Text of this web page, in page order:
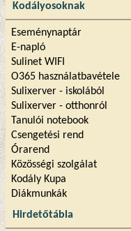
Kodályosoknak
Eseménynaptár
E-napló
Sulinet WIFI
O365 használatbavétele
Sulixerver - iskolából
Sulixerver - otthonról
Tanulói notebook
Csengetési rend
Órarend
Közösségi szolgálat
Kodály Kupa
Diákmunkák
Hirdetőtábla